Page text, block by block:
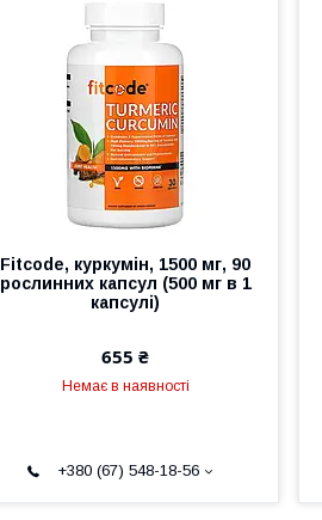
Fitcode, куркумін, 1500 мг, 90
рослинних капсул (500 мг в 1
капсулі)
655 ₴
Немає в наявності
+380 (67) 548-18-56